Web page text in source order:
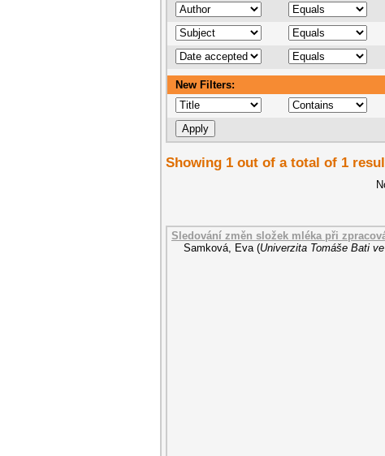
New Filters:
Showing 1 out of a total of 1
Sledování změn složek mléka při
Samková, Eva (Univerzita Tomáše Bati